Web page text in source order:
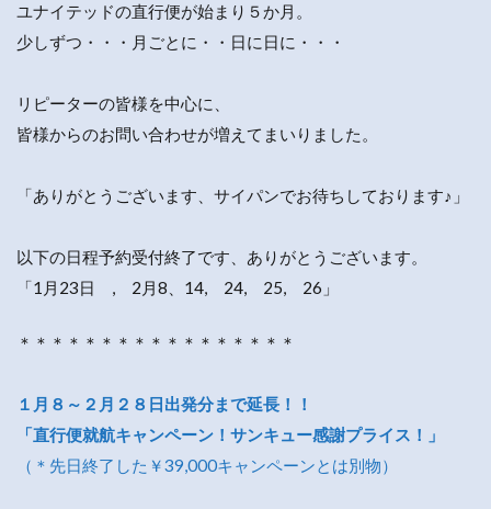
ユナイテッドの直行便が始まり５か月。
少しずつ・・・月ごとに・・日に日に・・・
リピーターの皆様を中心に、
皆様からのお問い合わせが増えてまいりました。
「ありがとうございます、サイパンでお待ちしております♪」
以下の日程予約受付終了です、ありがとうございます。
「1月23日 , 2月8、14, 24, 25, 26」
＊＊＊＊＊＊＊＊＊＊＊＊＊＊＊＊＊
１月８～２月２８日出発分まで延長！！
「直行便就航キャンペーン！サンキュー感謝プライス！」
（＊先日終了した￥39,000キャンペーンとは別物）